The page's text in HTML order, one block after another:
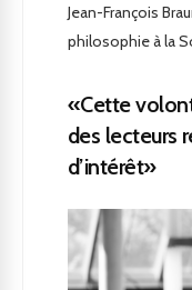
Jean-François
philosophie à la
«Cette
des lecteurs
d’intérêt»